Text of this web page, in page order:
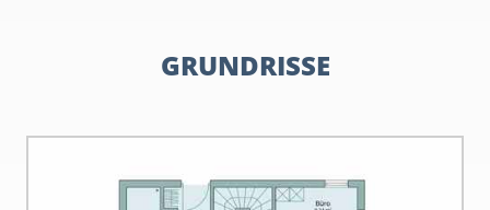
GRUNDRISSE